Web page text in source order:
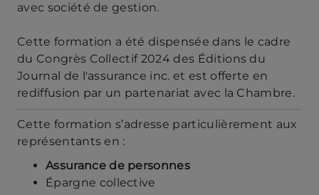
avec société de gestion.
Cette formation a été dispensée dans le cadre
du Congrès Collectif 2024 des Éditions du
Journal de l'assurance inc. et est offerte en
rediffusion par un partenariat avec la Chambre.
Cette formation s’adresse particulièrement aux
représentants en :
Assurance de personnes
Épargne collective